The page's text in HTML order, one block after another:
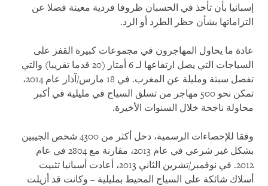
إسبانيا بأن تأخذ في الحسبان ظروفا فردية معينة فضلا عن
التزاماتها بشأن حظر الطرد أو الرد.
عادة ما يحاول المهاجرون في مجموعات كبيرة القفز على
السياجات التي يصل ارتفاعها لـ 6 أمتار (20 قدما تقريبا) والتي
تفصل سبتة ومليلة عن المغرب. في 18 مارس/آذار عام 2014،
تمكن نحو 500 مهاجر من تسلق السياج في مليلية في أكبر
محاولة ناجحة خلال السنوات الأخيرة.
وفقا للإحصاءات الرسمية، دخل أكثر من 4300 شخص الجيبين
بشكل غير شرعي في عام 2013، مقارنة مع 2804 في عام
2012. في نوفمبر/تشرين الثاني 2013، أعادت أسبانيا تثبيت
أسلاك شائكة على السياج المحيط بمليلية – وكانت قد أزيلت